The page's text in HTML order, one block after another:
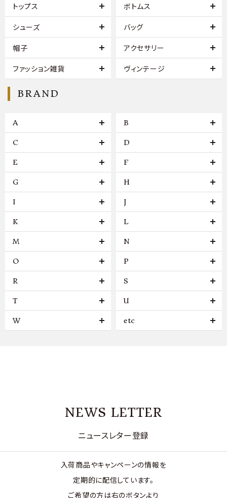
トップス ボトムス
シューズ バッグ
帽子 アクセサリー
ファッション雑貨 ヴィンテージ
BRAND
A B
C D
E F
G H
I J
K L
M N
O P
R S
T U
W etc
NEWS LETTER
ニュースレター登録
入荷商品やキャンペーンの情報を
定期的に配信しています。
ご希望の方は右のボタンより